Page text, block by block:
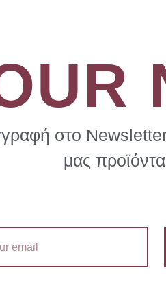
στο Newsletter
μας